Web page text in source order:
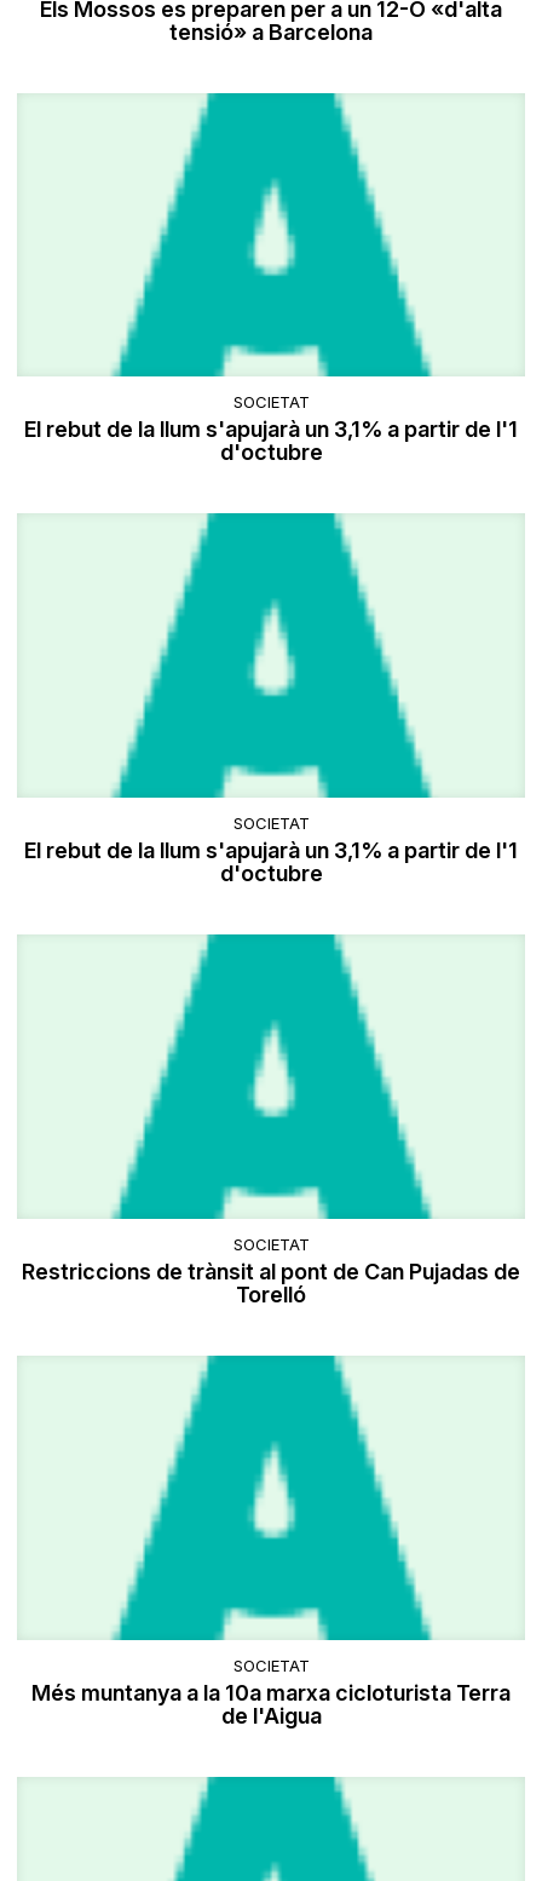
Els Mossos es preparen per a un 12-O «d'alta
tensió» a Barcelona
SOCIETAT
El rebut de la llum s'apujarà un 3,1% a partir de l'1
d'octubre
SOCIETAT
El rebut de la llum s'apujarà un 3,1% a partir de l'1
d'octubre
SOCIETAT
Restriccions de trànsit al pont de Can Pujadas de
Torelló
SOCIETAT
Més muntanya a la 10a marxa cicloturista Terra
de l'Aigua